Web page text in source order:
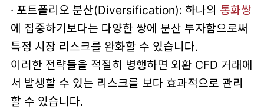
· 포트폴리오 분산(Diversification): 하나의 통화쌍
에 집중하기보다는 다양한 쌍에 분산 투자함으로써
특정 시장 리스크를 완화할 수 있습니다.
이러한 전략들을 적절히 병행하면 외환 CFD 거래에
서 발생할 수 있는 리스크를 보다 효과적으로 관리
할 수 있습니다.